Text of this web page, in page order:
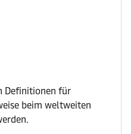
Definitionen für
beim weltweiten